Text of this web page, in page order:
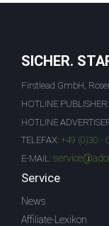
SICHER.
Firstlead GmbH,
HOTLINE PUBLISHER:
HOTLINE
TELEFAX: +49 (0)30 -
E-MAIL:
Service
News
Affiliate-Lexikon